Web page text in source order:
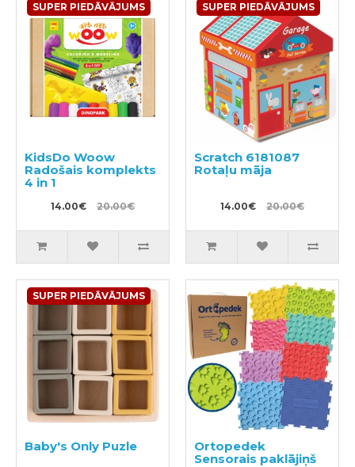
SUPER PIEDĀVĀJUMS
KidsDo Woow
Radošais komplekts
4 in 1
14.00€ 20.00€
SUPER PIEDĀVĀJUMS
Scratch 6181087
Rotaļu māja
14.00€ 20.00€
SUPER PIEDĀVĀJUMS
Baby's Only Puzle
Ortopedek
Sensorais paklājiņš